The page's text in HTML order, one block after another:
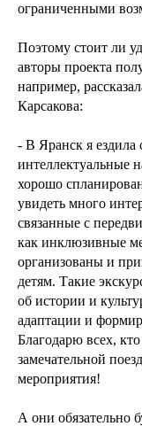
ограниченными
Поэтому стоит ли
авторы проекта
например,
Карсакова:
- В Яранск я
интеллектуальные
хорошо
увидеть много
связанные с
как инклюзивные
организованы и
детям. Такие
об истории и
адаптации и
Благодарю всех,
замечательной
мероприятия!
А они обязательно